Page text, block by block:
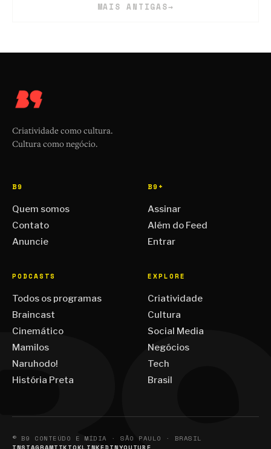
MAIS ANTIGAS→
Criatividade como cultura.
Cultura como negócio.
B9
Quem somos
Contato
Anuncie
B9+
Assinar
Além do Feed
Entrar
PODCASTS
Todos os programas
Braincast
Cinemático
Mamilos
Naruhodo!
História Preta
EXPLORE
Criatividade
Cultura
Social Media
Negócios
Tech
Brasil
© B9 CONTEÚDO E MÍDIA · SÃO PAULO · BRASIL
INSTAGRAMTIKTOKLINKEDINYOUTUBE